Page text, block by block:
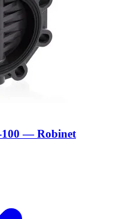
100 — Robinet